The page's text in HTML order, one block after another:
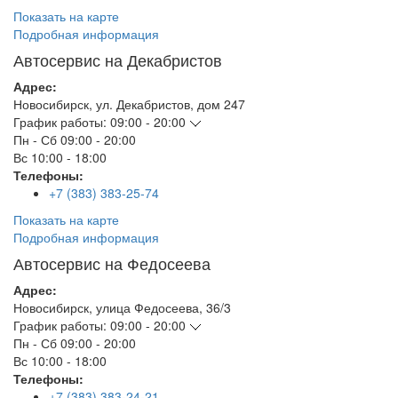
Показать на карте
Подробная информация
Автосервис на Декабристов
Адрес:
Новосибирск, ул. Декабристов, дом 247
График работы: 09:00 - 20:00
Пн - Сб 09:00 - 20:00
Вс 10:00 - 18:00
Телефоны:
+7 (383) 383-25-74
Показать на карте
Подробная информация
Автосервис на Федосеева
Адрес:
Новосибирск, улица Федосеева, 36/3
График работы: 09:00 - 20:00
Пн - Сб 09:00 - 20:00
Вс 10:00 - 18:00
Телефоны: